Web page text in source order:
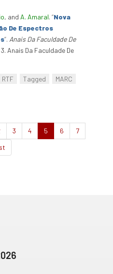
, and A. Amaral. “Nova
De Espectros
”. Anais Da Faculdade De
Anais Da Faculdade De
RTF Tagged
MARC
3 4 5 6
7